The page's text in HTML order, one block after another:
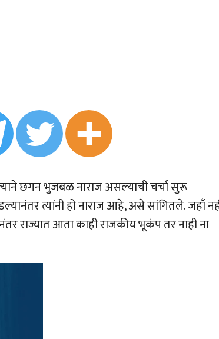
छगन भुजबळ नाराज असल्याची चर्चा सुरू
त्यांनी हो नाराज आहे, असे सांगितले. जहाँ
राज्यात आता काही राजकीय भूकंप तर नाही ना